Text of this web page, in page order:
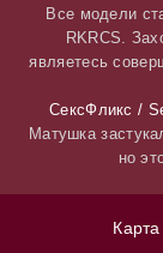
Все модели
RKRCS.
являетесь
СексФликс /
Матушка
но